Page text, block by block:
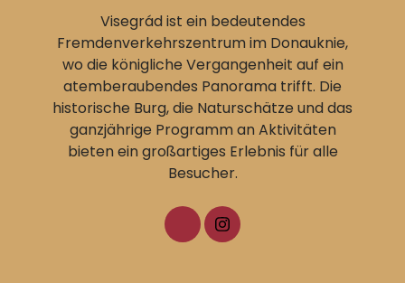
Visegrád ist ein bedeutendes
Fremdenverkehrszentrum im Donauknie,
wo die königliche Vergangenheit auf ein
atemberaubendes Panorama trifft. Die
historische Burg, die Naturschätze und das
ganzjährige Programm an Aktivitäten
bieten ein großartiges Erlebnis für alle
Besucher.